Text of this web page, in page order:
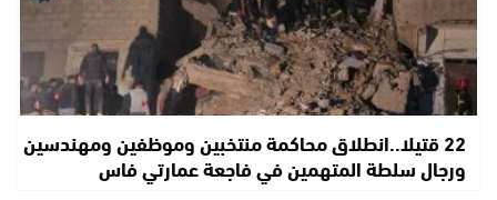
22 قتيلا..انطلاق محاكمة منتخبين وموظفين ومهندسين
ورجال سلطة المتهمين في فاجعة عمارتي فاس